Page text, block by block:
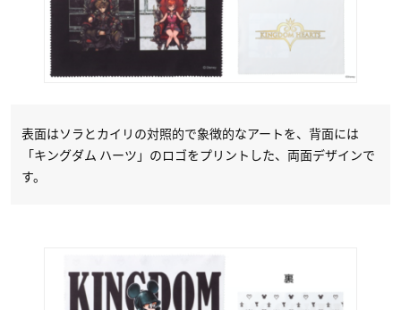
表面はソラとカイリの対照的で象徴的なアートを、背面には
「キングダム ハーツ」のロゴをプリントした、両面デザインで
す。